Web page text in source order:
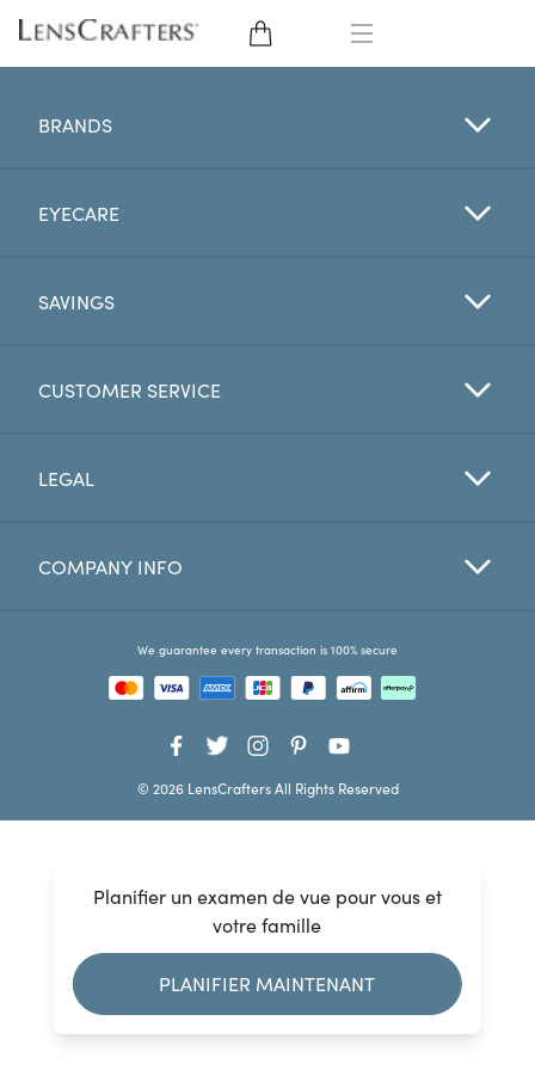
CONTACT LENSES
BRANDS
EYE EXAM
Favorites
Planifier un examen de vue pour vous et
votre famille
PLANIFIER MAINTENANT
BRANDS
EYECARE
SAVINGS
CUSTOMER SERVICE
LEGAL
COMPANY INFO
We guarantee every transaction is 100% secure
© 2026 LensCrafters All Rights Reserved